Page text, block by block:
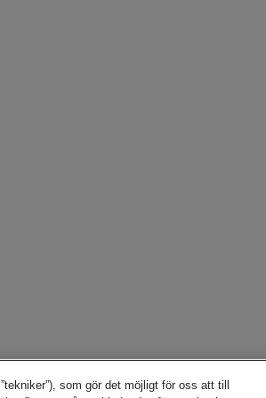
som gör det möjligt för oss att till